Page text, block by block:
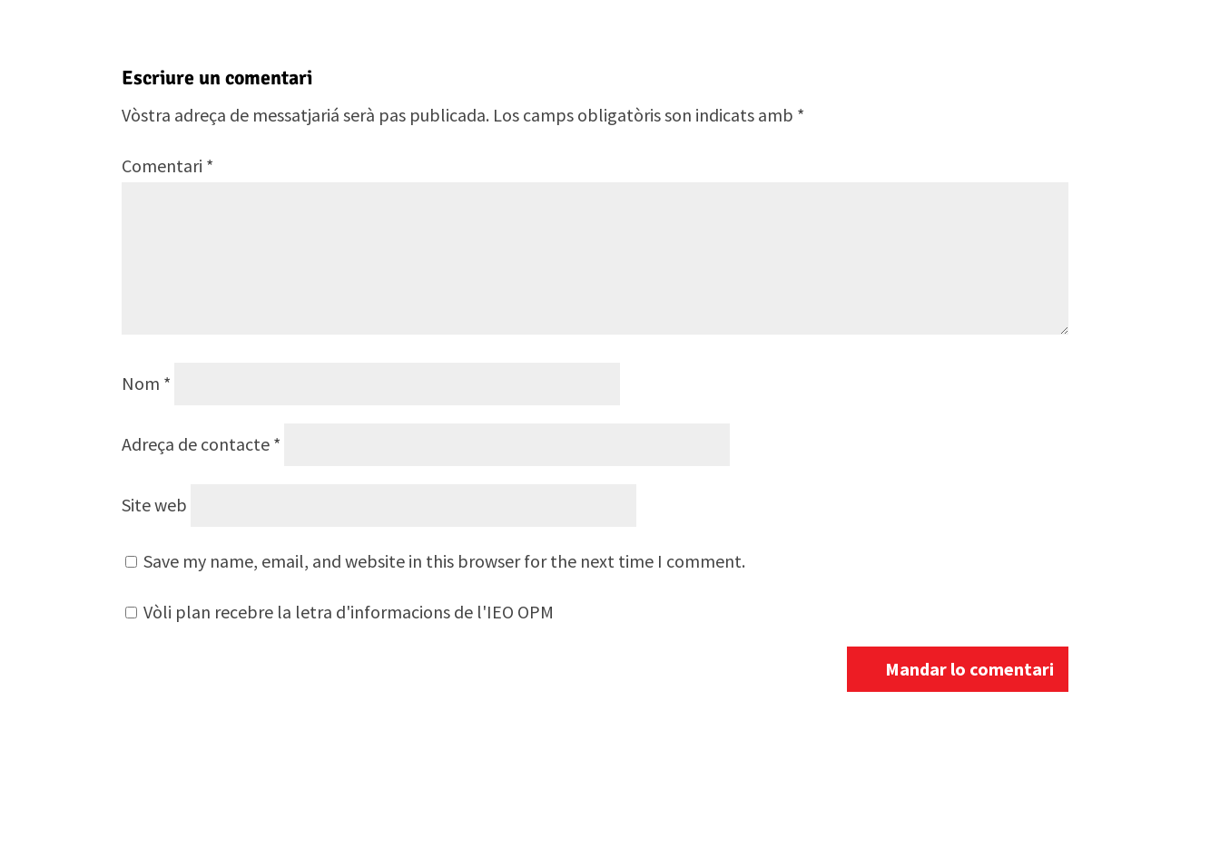
Escriure un comentari
Vòstra adreça de messatjariá serà pas publicada. Los camps obligatòris son indicats amb *
Comentari *
Nom *
Adreça de contacte *
Site web
Save my name, email, and website in this browser for the next time I comment.
Vòli plan recebre la letra d'informacions de l'IEO OPM